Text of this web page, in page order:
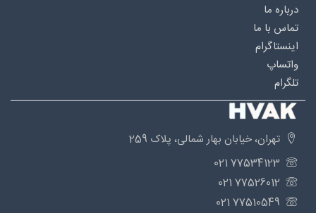
درباره‌ ما
تماس با ما
اینستاگرام
واتساپ
تلگرام
تهران، خیابان بهار شمالی، پلاک 259
77534123 021
77526012 021
77510549 021